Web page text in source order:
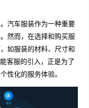
汽车服装作为一种重要
然而，在选择和购买服
如服装的材料、尺寸和
客服的引入，正是为了
性化的服务体验。